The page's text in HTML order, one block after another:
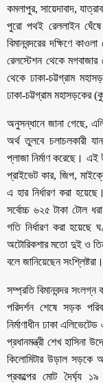
কমলাপুর, সায়েদাবাদ,
পুরো পথই রেললাইন
বিমানবন্দরের দক্ষিণে
রেলস্টেশন থেকে
থেকে ঢাকা-চট্টগ্রাম
ঢাকা-চট্টগ্রাম মহাসড়কের
অনুসন্ধানে জানা গেছে,
অর্থ তুলবে চলাচলকারী
প্লাজা নির্মাণ করেছে। এই
প্রাইভেট কার, জিপ,
এ হার নির্ধারণ করা
সর্বোচ্চ ৬২৫ টাকা টোল
গতি নির্ধারণ করা
অটোরিকশার মতো দুই ও
বলে জানিয়েছেন সংশ্লিষ্টরা।
সম্প্রতি বিমানবন্দর সংলগ্ন
পরিদর্শন শেষে সড়ক
নির্মাণাধীন ঢাকা
প্রধানমন্ত্রী শেখ হাসিনা
কিলোমিটার উড়াল সড়কে
প্রকল্পের মোট দৈর্ঘ্য